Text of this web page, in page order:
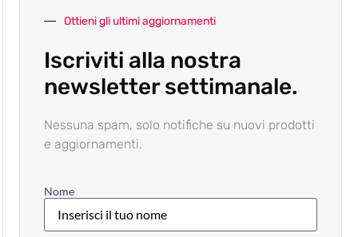
Ottieni gli ultimi aggiornamenti
Iscriviti alla nostra
newsletter settimanale.
Nessuna spam, solo notifiche su nuovi prodotti
e aggiornamenti.
Nome